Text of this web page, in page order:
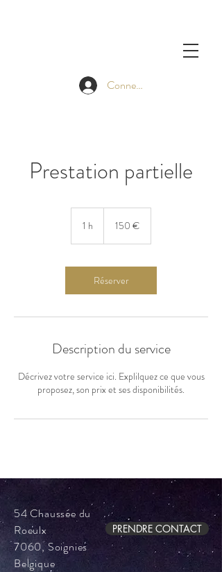
Connexion
Prestation partielle
1 h 150 €
Réserver
Description du service
Décrivez votre service ici. Explilquez ce que vous
proposez, son prix et ses disponibilités.
54 Chaussée du
Roeulx
7060, Soignies
Belgique
PRENDRE CONTACT